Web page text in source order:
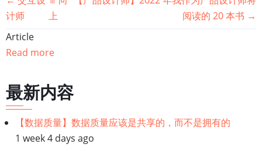
遍
历
链
接：
计师
上
阅读的 20 本书 →
Article
Read more
最新内容
【数据质量】数据质量应该是共享的，而不是拥有的
1 week 4 days ago